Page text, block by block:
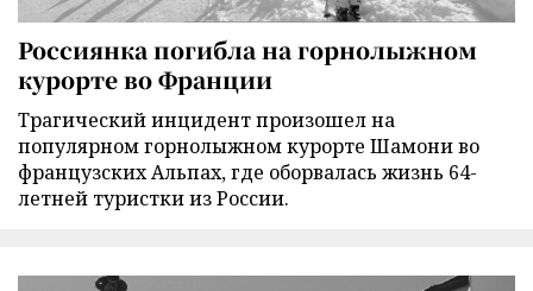
Россиянка погибла на горнолыжном
курорте во Франции
Трагический инцидент произошел на
популярном горнолыжном курорте Шамони во
французских Альпах, где оборвалась жизнь 64-
летней туристки из России.